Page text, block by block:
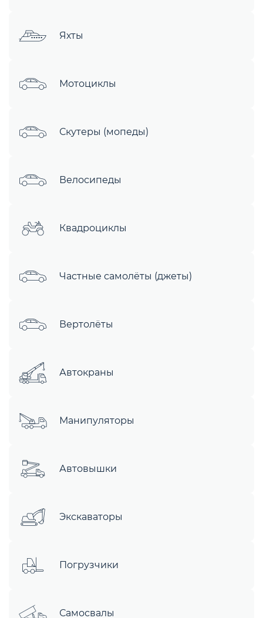
Яхты
Мотоциклы
Скутеры (мопеды)
Велосипеды
Квадроциклы
Частные самолёты (джеты)
Вертолёты
Автокраны
Манипуляторы
Автовышки
Экскаваторы
Погрузчики
Самосвалы